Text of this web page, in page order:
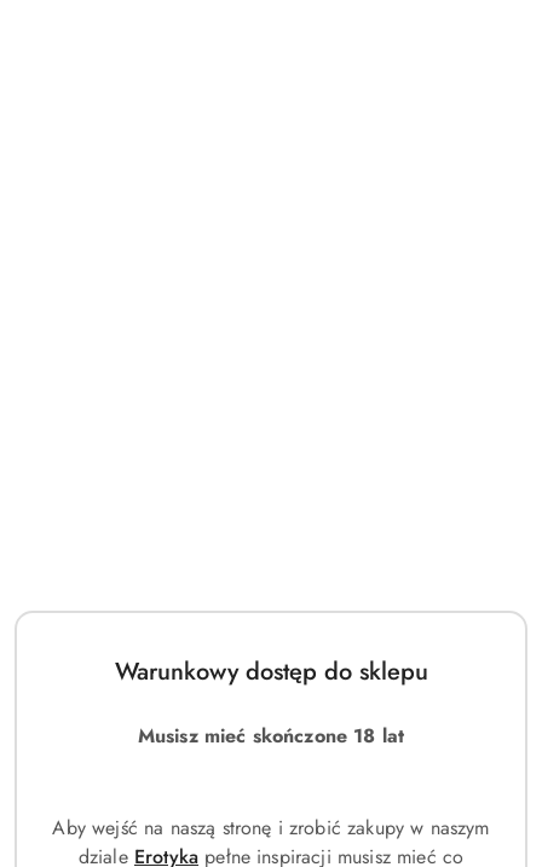
Warunkowy dostęp do sklepu
Musisz mieć skończone 18 lat
Aby wejść na naszą stronę i zrobić zakupy w naszym
dziale Erotyka pełne inspiracji musisz mieć co